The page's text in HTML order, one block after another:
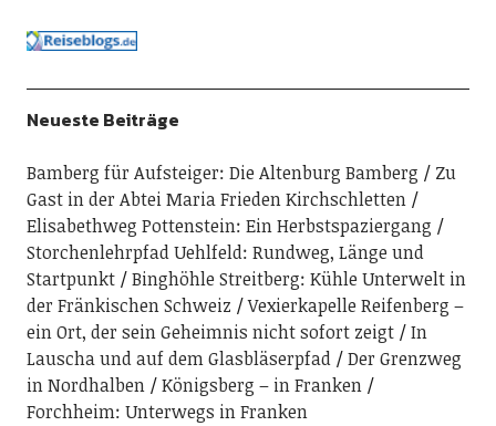
Neueste Beiträge
Bamberg für Aufsteiger: Die Altenburg Bamberg
Zu
Gast in der Abtei Maria Frieden Kirchschletten
Elisabethweg Pottenstein: Ein Herbstspaziergang
Storchenlehrpfad Uehlfeld: Rundweg, Länge und
Startpunkt
Binghöhle Streitberg: Kühle Unterwelt in
der Fränkischen Schweiz
Vexierkapelle Reifenberg –
ein Ort, der sein Geheimnis nicht sofort zeigt
In
Lauscha und auf dem Glasbläserpfad
Der Grenzweg
in Nordhalben
Königsberg – in Franken
Forchheim: Unterwegs in Franken